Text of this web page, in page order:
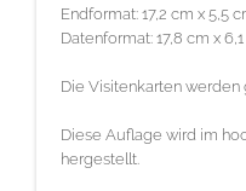
Endformat: 17,2 cm x 5,5
Datenformat: 17,8 cm x
Die Visitenkarten werden
Diese Auflage wird im
hergestellt.